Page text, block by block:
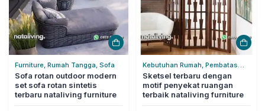
Furniture, Rumah Tangga, Sofa
Sofa rotan outdoor modern
set sofa rotan sintetis
terbaru nataliving furniture
Kebutuhan Rumah, Pembatas
Ruangan, Rumah Tangga
Sketsel terbaru dengan
motif penyekat ruangan
terbaik nataliving furniture